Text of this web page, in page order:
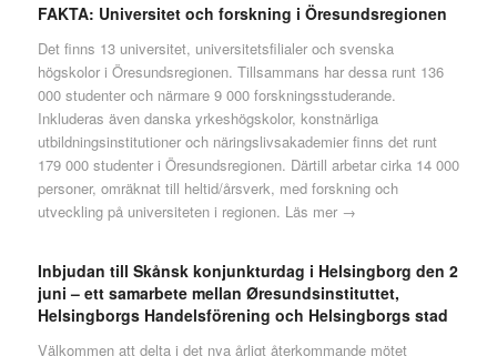
FAKTA: Universitet och forskning i Öresundsregionen
Det finns 13 universitet, universitetsfilialer och svenska
högskolor i Öresundsregionen. Tillsammans har dessa runt 136
000 studenter och närmare 9 000 forskningsstuderande.
Inkluderas även danska yrkeshögskolor, konstnärliga
utbildningsinstitutioner och näringslivsakademier finns det runt
179 000 studenter i Öresundsregionen. Därtill arbetar cirka 14 000
personer, omräknat till heltid/årsverk, med forskning och
utveckling på universiteten i regionen. Läs mer →
Inbjudan till Skånsk konjunkturdag i Helsingborg den 2
juni – ett samarbete mellan Øresundsinstituttet,
Helsingborgs Handelsförening och Helsingborgs stad
Välkommen att delta i det nya årligt återkommande mötet